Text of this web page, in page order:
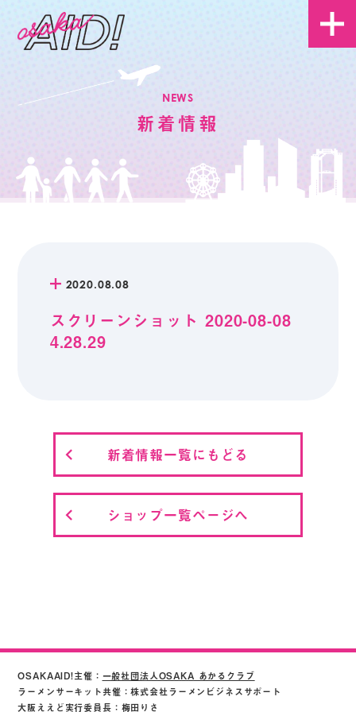
NEWS
新着情報
2020.08.08
スクリーンショット 2020-08-08
4.28.29
新着情報一覧にもどる
ショップ一覧ページへ
OSAKAAID!主催： 一般社団法人OSAKA あかるクラブ
ラーメンサーキット共催：株式会社ラーメンビジネスサポート
大阪ええど実行委員長：梅田りさ